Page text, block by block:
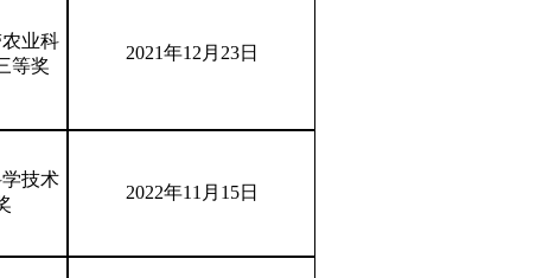
业科
等奖
2021年12月23日
技术
2022年11月15日